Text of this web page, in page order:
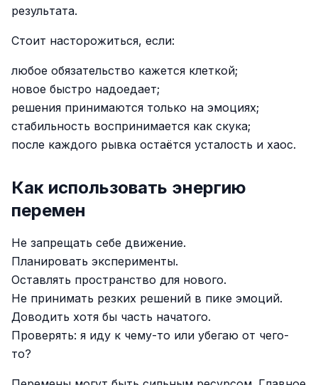
результата.
Стоит насторожиться, если:
любое обязательство кажется клеткой;
новое быстро надоедает;
решения принимаются только на эмоциях;
стабильность воспринимается как скука;
после каждого рывка остаётся усталость и хаос.
Как использовать энергию
перемен
Не запрещать себе движение.
Планировать эксперименты.
Оставлять пространство для нового.
Не принимать резких решений в пике эмоций.
Доводить хотя бы часть начатого.
Проверять: я иду к чему-то или убегаю от чего-
то?